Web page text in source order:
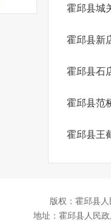
霍邱县城
霍邱县新
霍邱县石
霍邱县范
霍邱县王
版权：霍邱县
地址：霍邱县人民